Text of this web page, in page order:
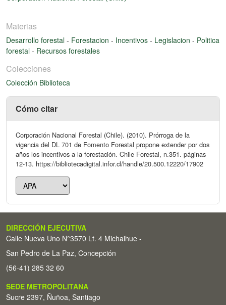
Materias
Desarrollo forestal - Forestacion - Incentivos - Legislacion - Politica
forestal - Recursos forestales
Colecciones
Colección Biblioteca
Cómo citar
Corporación Nacional Forestal (Chile). (2010). Prórroga de la
vigencia del DL 701 de Fomento Forestal propone extender por dos
años los incentivos a la forestación. Chile Forestal, n.351. páginas
12-13. https://bibliotecadigital.infor.cl/handle/20.500.12220/17902
DIRECCIÓN EJECUTIVA
Calle Nueva Uno N°3570 Lt. 4 Michaihue -
San Pedro de La Paz, Concepción
(56-41) 285 32 60
SEDE METROPOLITANA
Sucre 2397, Ñuñoa, Santiago